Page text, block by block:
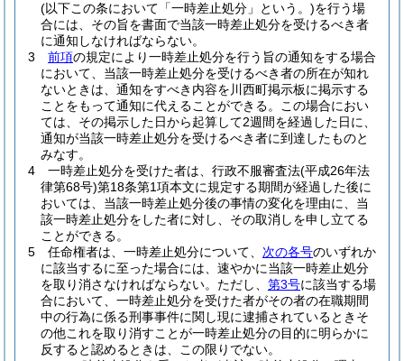
(以下この条において「一時差止処分」という。)を行う場
合には、その旨を書面で当該一時差止処分を受けるべき者
に通知しなければならない。
3
前項の規定により一時差止処分を行う旨の通知をする場合
において、当該一時差止処分を受けるべき者の所在が知れ
ないときは、通知をすべき内容を川西町掲示板に掲示する
ことをもって通知に代えることができる。
この場合におい
ては、その掲示した日から起算して2週間を経過した日に、
通知が当該一時差止処分を受けるべき者に到達したものと
みなす。
4
一時差止処分を受けた者は、行政不服審査法(平成26年法
律第68号)第18条第1項本文に規定する期間が経過した後に
おいては、当該一時差止処分後の事情の変化を理由に、当
該一時差止処分をした者に対し、その取消しを申し立てる
ことができる。
5
任命権者は、一時差止処分について、 次の各号のいずれか
に該当するに至った場合には、速やかに当該一時差止処分
を取り消さなければならない。 ただし、 第3号に該当する場
合において、一時差止処分を受けた者がその者の在職期間
中の行為に係る刑事事件に関し現に逮捕されているときそ
の他これを取り消すことが一時差止処分の目的に明らかに
反すると認めるときは、この限りでない。